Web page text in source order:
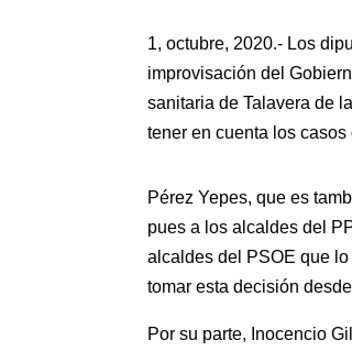
1, octubre, 2020.- Los
improvisación del
sanitaria de Talavera de
tener en cuenta los
Pérez Yepes, que es
pues a los alcaldes del
alcaldes del PSOE que
tomar esta decisión
Por su parte, Inocencio